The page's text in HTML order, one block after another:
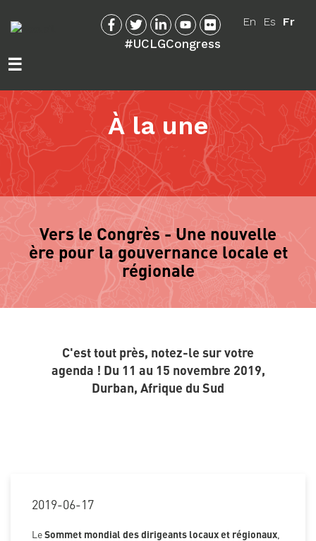
contenu
En Es Fr
#UCLGCongress
☰
À la une
Vers le Congrès - Une nouvelle
ère pour la gouvernance locale et
régionale
C'est tout près, notez-le sur votre
agenda ! Du 11 au 15 novembre 2019,
Durban, Afrique du Sud
2019-06-17
LeSommet mondial des dirigeants locaux et régionaux